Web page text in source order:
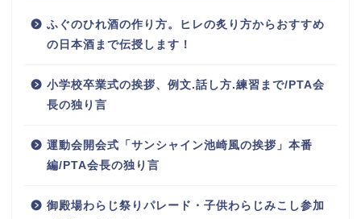
ふぐのひれ酒の作り方。ヒレの炙り方からおすすめ
の日本酒まで伝授します！
小学校卒業式の挨拶、例文.話し方.練習まで/PTA会
長の独り言
運動会開会式「サンシャイン池崎風の挨拶」本番
編/PTA会長の独り言
御殿場わらじ祭りパレード・子供わらじみこし参加